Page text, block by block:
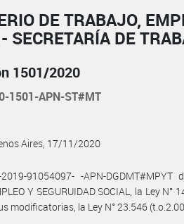
DE TRABAJO,
SECRETARÍA DE
1501/2020
1501-APN-ST#MT
Aires, 17/11/2020
91054097- -APN-DGDMT#MPYT
Y SEGURUIDAD SOCIAL, la Ley N°
modificatorias, la Ley N° 23.546